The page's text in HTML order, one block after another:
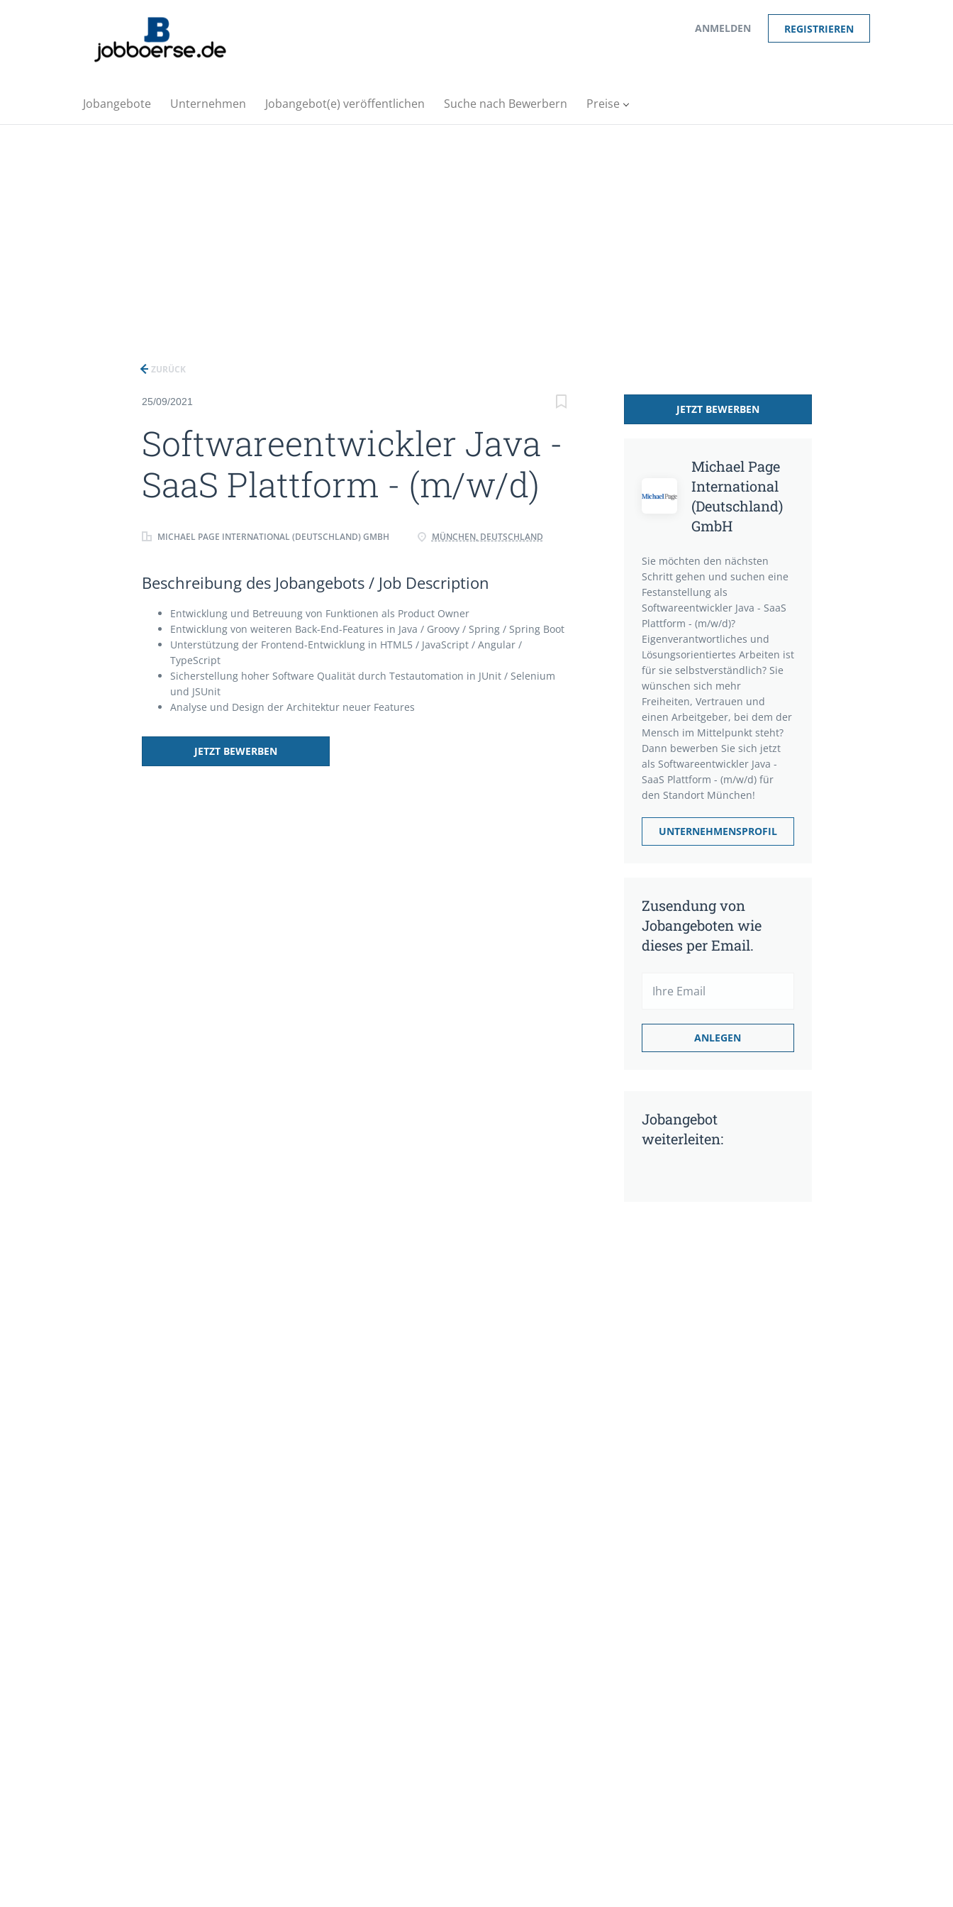
ANMELDEN REGISTRIEREN
Jobangebote Unternehmen Jobangebot(e) veröffentlichen Suche nach Bewerbern Preise
ZURÜCK
25/09/2021
Softwareentwickler Java -
SaaS Plattform - (m/w/d)
MICHAEL PAGE INTERNATIONAL (DEUTSCHLAND) GMBH MÜNCHEN, DEUTSCHLAND
Beschreibung des Jobangebots / Job Description
Entwicklung und Betreuung von Funktionen als Product Owner
Entwicklung von weiteren Back-End-Features in Java / Groovy / Spring / Spring Boot
Unterstützung der Frontend-Entwicklung in HTML5 / JavaScript / Angular /
TypeScript
Sicherstellung hoher Software Qualität durch Testautomation in JUnit / Selenium
und JSUnit
Analyse und Design der Architektur neuer Features
JETZT BEWERBEN
JETZT BEWERBEN
Michael Page
International
(Deutschland)
GmbH
Sie möchten den nächsten
Schritt gehen und suchen eine
Festanstellung als
Softwareentwickler Java - SaaS
Plattform - (m/w/d)?
Eigenverantwortliches und
Lösungsorientiertes Arbeiten ist
für sie selbstverständlich? Sie
wünschen sich mehr
Freiheiten, Vertrauen und
einen Arbeitgeber, bei dem der
Mensch im Mittelpunkt steht?
Dann bewerben Sie sich jetzt
als Softwareentwickler Java -
SaaS Plattform - (m/w/d) für
den Standort München!
UNTERNEHMENSPROFIL
Zusendung von
Jobangeboten wie
dieses per Email.
Jobangebot
weiterleiten: